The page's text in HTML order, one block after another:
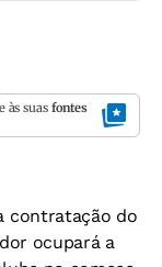
às suas fontes
contratação do
ocupará a